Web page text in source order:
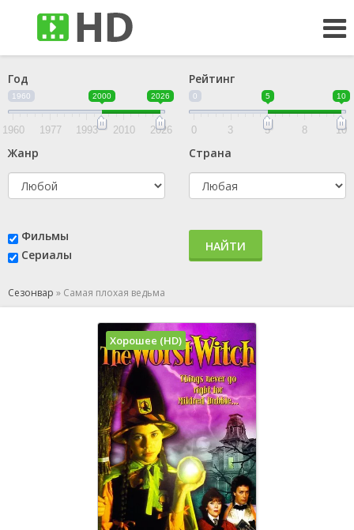
Год
1960 2000 2026
1960 1977 1993 2010 2026
Рейтинг
0 5 10
0 3 5 8 10
Жанр Страна
Фильмы
Сериалы
НАЙТИ
Сезонвар » Самая плохая ведьма
Хорошее (HD)